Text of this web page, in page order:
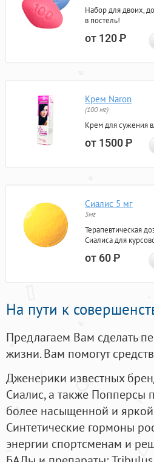
Набор для двоих,
в постель!
от 120Р
Крем Naron
(100 мг)
Крем для сужения
от 1500Р
Сиалис 5 мг
5мг
Терапевтическая
Сиалиса для
от 60Р
На пути к
Предлагаем Вам сделать
жизни. Вам помогут
Дженерики известных
Сиалис, а также Попперсы
более насыщенной и яркой
Синтетические гормоны
энергии спортсменам и